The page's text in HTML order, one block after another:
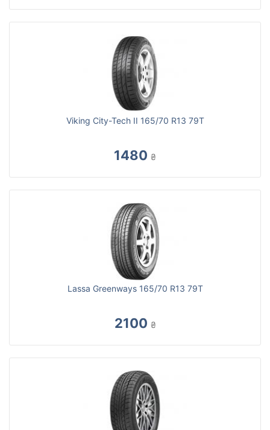
Viking City-Tech II 165/70 R13 79T
1480 ₴
Lassa Greenways 165/70 R13 79T
2100 ₴